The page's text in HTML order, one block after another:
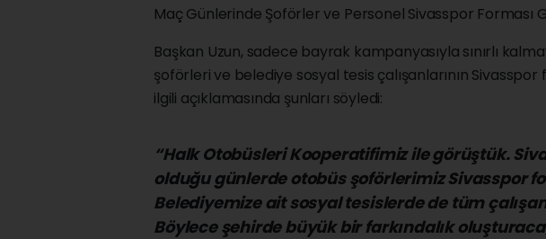
Maç Günlerinde Şoförler ve Personel Sivasspor Forması
Başkan Uzun, sadece bayrak kampanyasıyla sınırlı
şoförleri ve belediye sosyal tesis çalışanlarının
ilgili açıklamasında şunları söyledi:
“Halk Otobüsleri Kooperatifimiz ile görüştük.
olduğu günlerde otobüs şoförlerimiz Sivasspor
Belediyemize ait sosyal tesislerde de tüm
Böylece şehirde büyük bir farkındalık